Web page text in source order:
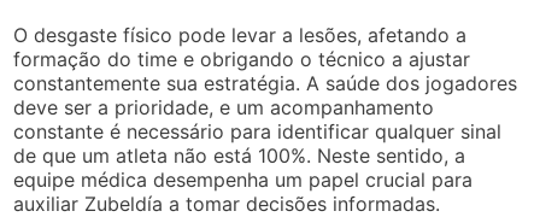
O desgaste físico pode levar a lesões, afetando a
formação do time e obrigando o técnico a ajustar
constantemente sua estratégia. A saúde dos jogadores
deve ser a prioridade, e um acompanhamento
constante é necessário para identificar qualquer sinal
de que um atleta não está 100%. Neste sentido, a
equipe médica desempenha um papel crucial para
auxiliar Zubeldía a tomar decisões informadas.